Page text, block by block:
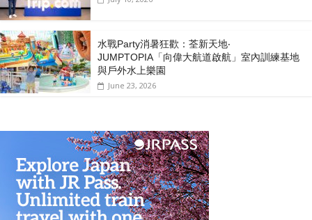
水戰Party消暑狂歡：荃新天地‧
JUMPTOPIA「向偉大航道啟航」室內訓練基地
與戶外水上樂園
June 23, 2026